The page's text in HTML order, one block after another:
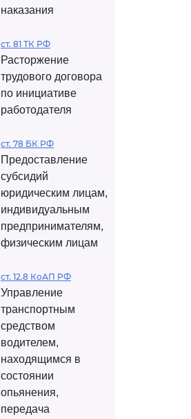
наказания
ст. 81 ТК РФ
Расторжение
трудового договора
по инициативе
работодателя
ст. 78 БК РФ
Предоставление
субсидий
юридическим лицам,
индивидуальным
предпринимателям,
физическим лицам
ст. 12.8 КоАП РФ
Управление
транспортным
средством
водителем,
находящимся в
состоянии
опьянения,
передача